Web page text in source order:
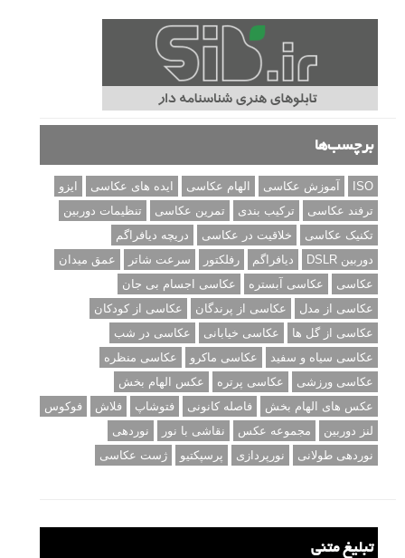
برچسب‌ها
ISO آموزش عکاسی الهام عکاسی ایده های عکاسی
ایزو
ترفند عکاسی
ترکیب بندی تمرین عکاسی
تنظیمات دوربین
تکنیک عکاسی
خلاقیت در عکاسی
دریچه دیافراگم
دوربین DSLR
دیافراگم رفلکتور سرعت شاتر
عمق میدان
عکاسی
عکاسی آبستره
عکاسی اجسام بی جان
عکاسی از مدل
عکاسی از پرندگان
عکاسی از کودکان
عکاسی از گل ها
عکاسی خیابانی
عکاسی در شب
عکاسی سیاه و سفید
عکاسی ماکرو
عکاسی منظره
عکاسی ورزشی
عکاسی پرتره
عکس الهام بخش
عکس های الهام بخش
فاصله کانونی فتوشاپ فلاش
فوکوس
لنز دوربین
مجموعه عکس نقاشی با نور
نوردهی
نوردهی طولانی
نورپردازی پرسپکتیو ژست عکاسی
تبلیغ متنی